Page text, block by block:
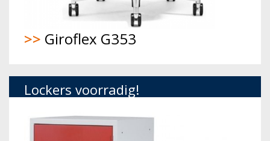
>> Giroflex G353
Lockers voorradig!